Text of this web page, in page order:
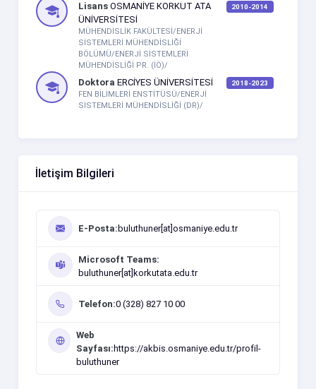
LisansOSMANİYE KORKUT ATA
ÜNİVERSİTESİ
MÜHENDİSLİK FAKÜLTESİ/ENERJİ
SİSTEMLERİ MÜHENDİSLİĞİ
BÖLÜMÜ/ENERJİ SİSTEMLERİ
MÜHENDİSLİĞİ PR. (İÖ)/
2010-2014
DoktoraERCİYES ÜNİVERSİTESİ
FEN BİLİMLERİ ENSTİTÜSÜ/ENERJİ
SİSTEMLERİ MÜHENDİSLİĞİ (DR)/
2018-2023
İletişim Bilgileri
E-Posta: buluthuner[at]osmaniye.edu.tr
Microsoft Teams:
buluthuner[at]korkutata.edu.tr
Telefon:0 (328) 827 10 00
Web
Sayfası: https://akbis.osmaniye.edu.tr/profil-
buluthuner